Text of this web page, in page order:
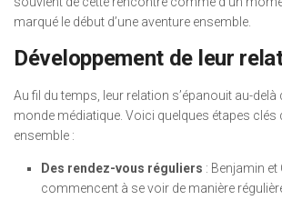
marqué le début d’une aventure ensemble.
Développement de leur
Au fil du temps, leur relation s’épanouit au-delà
monde médiatique. Voici quelques étapes clés
ensemble :
Des rendez-vous réguliers : Benjamin et
commencent à se voir de manière